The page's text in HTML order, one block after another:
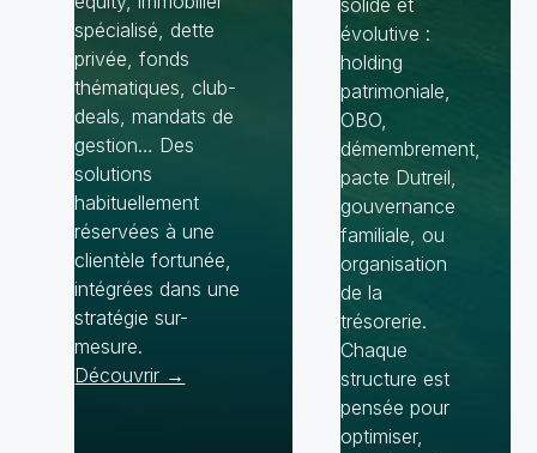
spécialisé, dette
privée, fonds
thématiques, club-
deals, mandats de
gestion… Des
solutions
habituellement
réservées à une
clientèle fortunée,
intégrées dans une
stratégie sur-
mesure.
Découvrir →
solide et
évolutive :
holding
patrimoniale,
OBO,
démembrement,
pacte Dutreil,
gouvernance
familiale, ou
organisation
de la
trésorerie.
Chaque
structure est
pensée pour
optimiser,